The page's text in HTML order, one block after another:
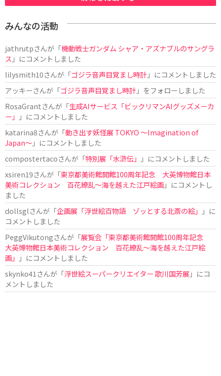
みんなの活動
jathrutpさんが「機動戦士ガンダム シャア・アズナブルのサングラ
ス 」にコメントしました
lilysmith10さんが「ゴジラ音声目覚まし時計」にコメントしました
アッキーさんが「ゴジラ音声目覚まし時計」をフォローしました
RosaGrantさんが「生成AIサービス「ビックリマンAIグッズメーカ
ー」
」にコメントしました
katarina8さんが「動き出す妖怪展 TOKYO 〜Imagination of
Japan〜」にコメントしました
compostertacoさんが「特別展「水滸伝」
」にコメントしました
xsiren19さんが「東京都美術館開館100周年記念 大英博物館日本
美術コレクション 百花繚乱～海を越えた江戸絵画」にコメントし
ました
dollsglさんが「企画展「浮世絵百物語 ゾッとする北斎の絵」
」に
コメントしました
PeggVikutongさんが「展覧会「東京都美術館開館100周年記念
大英博物館日本美術コレクション 百花繚乱〜海を越えた江戸絵
画」
」にコメントしました
skynko41さんが「浮世絵スーパークリエイター 歌川国芳展 」にコ
メントしました